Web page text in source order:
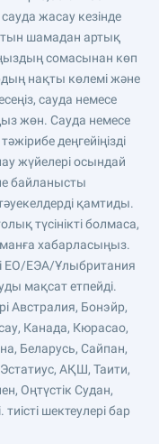
жасау кезінде
шамадан артық
сомасынан көп
нақты көлемі және
сауда немесе
жөн. Сауда немесе
деңгейіңізді
жүйелері осындай
байланысты
қамтиды.
түсінікті болмаса,
хабарласыңыз.
ЕО/ЕЭА/Ұлыбритания
мақсат етпейді.
Австралия, Бонэйр,
Канада, Кюрасао,
Беларусь, Сайпан,
АҚШ, Таити,
Оңтүстік Судан,
шектеулері бар